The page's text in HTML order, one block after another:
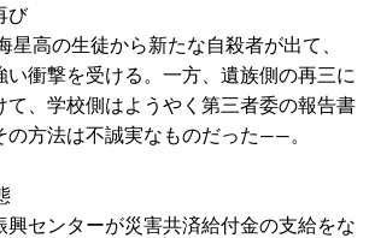
び
高の生徒から新たな自殺者が出て、
い衝撃を受ける。一方、遺族側の再三に
て、学校側はようやく第三者委の報告書
の方法は不誠実なものだった――。
センターが災害共済給付金の支給をな